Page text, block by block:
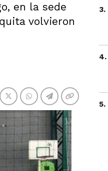
en la sede
volvieron
3.
4.
5.